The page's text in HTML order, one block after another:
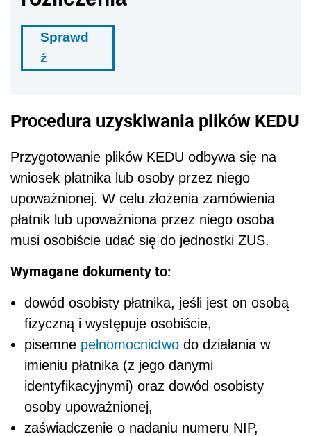
Sprawd
ź
Procedura uzyskiwania plików KEDU
Przygotowanie plików KEDU odbywa się na
wniosek płatnika lub osoby przez niego
upoważnionej. W celu złożenia zamówienia
płatnik lub upoważniona przez niego osoba
musi osobiście udać się do jednostki ZUS.
Wymagane dokumenty to:
dowód osobisty płatnika, jeśli jest on osobą
fizyczną i występuje osobiście,
pisemne pełnomocnictwo do działania w
imieniu płatnika (z jego danymi
identyfikacyjnymi) oraz dowód osobisty
osoby upoważnionej,
zaświadczenie o nadaniu numeru NIP,